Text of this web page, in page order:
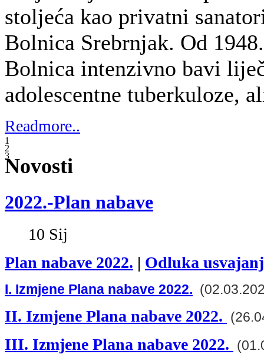
Plan nabave 2022.|Odluka
I. Izmjene Plana nabave 2022.
II. Izmjene Plana nabave 2022.
III. Izmjene Plana nabave 2022.
IV. Izmjene Plana nabave 2022.
V. Izmjene Plana nabave 2022.
VII. Izmjene Plana nabave 2022.
VIII. Izmjene Plana nabave 2022.
IX. Izmjene Plana nabave 2022.